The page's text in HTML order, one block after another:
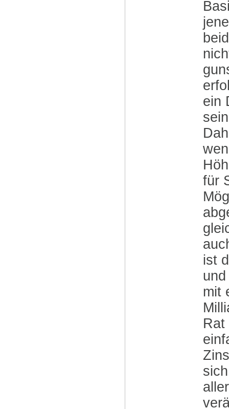
ein
für
ist
mit
Rat